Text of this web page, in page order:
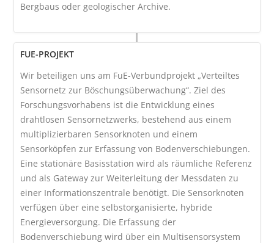
Bergbaus oder geologischer Archive.
FUE-PROJEKT
Wir beteiligen uns am FuE-Verbundprojekt „Verteiltes
Sensornetz zur Böschungsüberwachung“. Ziel des
Forschungsvorhabens ist die Entwicklung eines
drahtlosen Sensornetzwerks, bestehend aus einem
multiplizierbaren Sensorknoten und einem
Sensorköpfen zur Erfassung von Bodenverschiebungen.
Eine stationäre Basisstation wird als räumliche Referenz
und als Gateway zur Weiterleitung der Messdaten zu
einer Informationszentrale benötigt. Die Sensorknoten
verfügen über eine selbstorganisierte, hybride
Energieversorgung. Die Erfassung der
Bodenverschiebung wird über ein Multisensorsystem